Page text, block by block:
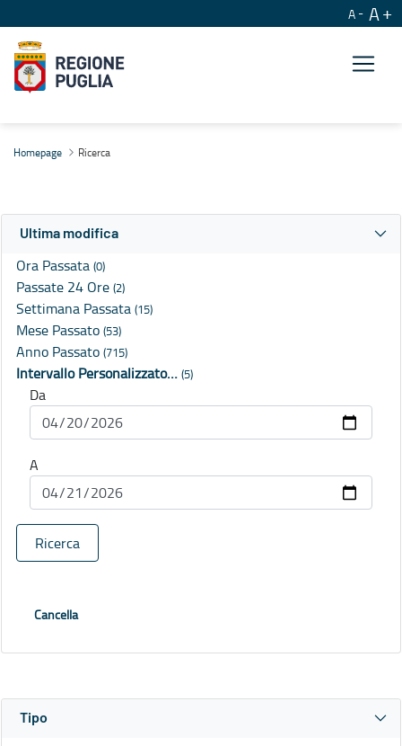
A A
Homepage Ricerca
Ultima modifica
Ora Passata (0)
Passate 24 Ore (2)
Settimana Passata (15)
Mese Passato (53)
Anno Passato (715)
Intervallo Personalizzato… (5)
Da
A
Ricerca
Cancella
Tipo